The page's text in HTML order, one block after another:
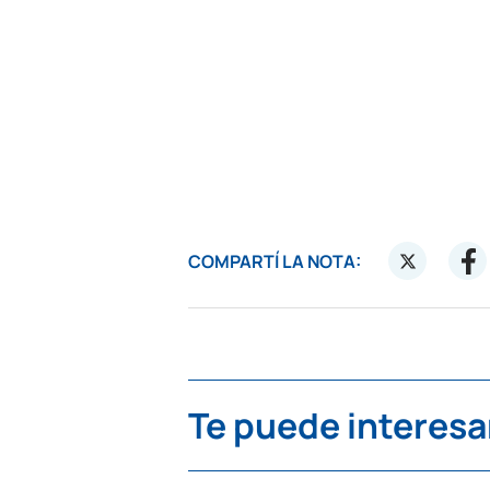
COMPARTÍ LA NOTA:
Te puede